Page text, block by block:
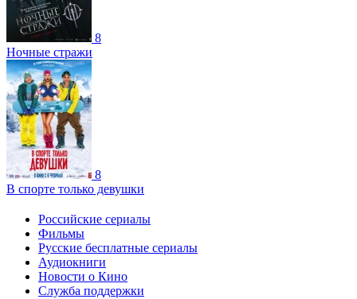
8
Ночные стражи
8
В спорте только девушки
Российские сериалы
Фильмы
Русские бесплатные сериалы
Аудиокниги
Новости о Кино
Служба поддержки